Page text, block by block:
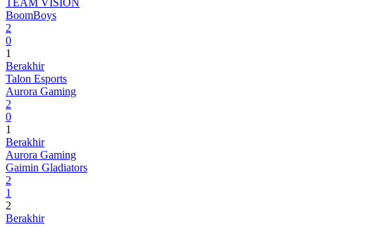
TEAM VISION
BoomBoys
2
0
1
Berakhir
Talon Esports
Aurora Gaming
2
0
1
Berakhir
Aurora Gaming
Gaimin Gladiators
2
1
2
Berakhir